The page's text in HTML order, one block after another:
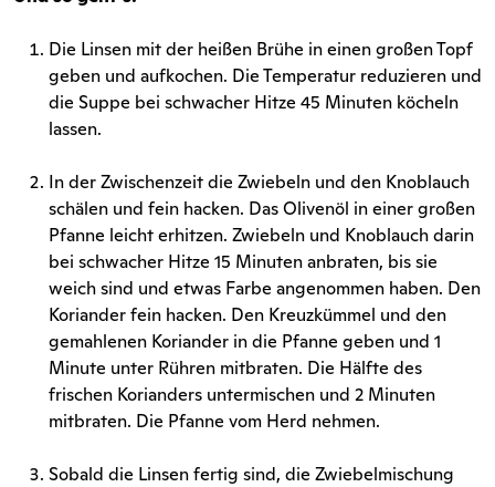
Die Linsen mit der heißen Brühe in einen großen Topf
geben und aufkochen. Die Temperatur reduzieren und
die Suppe bei schwacher Hitze 45 Minuten köcheln
lassen.
In der Zwischenzeit die Zwiebeln und den Knoblauch
schälen und fein hacken. Das Olivenöl in einer großen
Pfanne leicht erhitzen. Zwiebeln und Knoblauch darin
bei schwacher Hitze 15 Minuten anbraten, bis sie
weich sind und etwas Farbe angenommen haben. Den
Koriander fein hacken. Den Kreuzkümmel und den
gemahlenen Koriander in die Pfanne geben und 1
Minute unter Rühren mitbraten. Die Hälfte des
frischen Korianders untermischen und 2 Minuten
mitbraten. Die Pfanne vom Herd nehmen.
Sobald die Linsen fertig sind, die Zwiebelmischung